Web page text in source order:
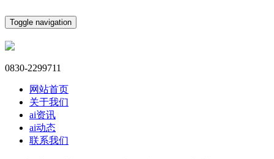
Toggle navigation
0830-2299711
网站首页
关于我们
ai资讯
ai动态
联系我们